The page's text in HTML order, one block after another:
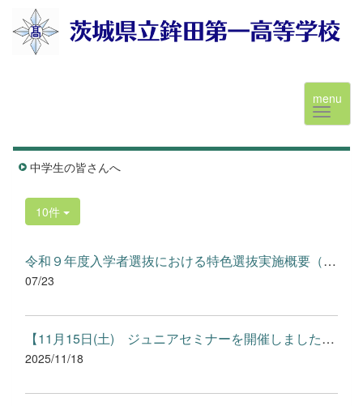
menu
中学生の皆さんへ
10件
令和９年度入学者選抜における特色選抜実施概要（予定）.pdf
07/23
【11月15日(土) ジュニアセミナーを開催しました】 R...
2025/11/18